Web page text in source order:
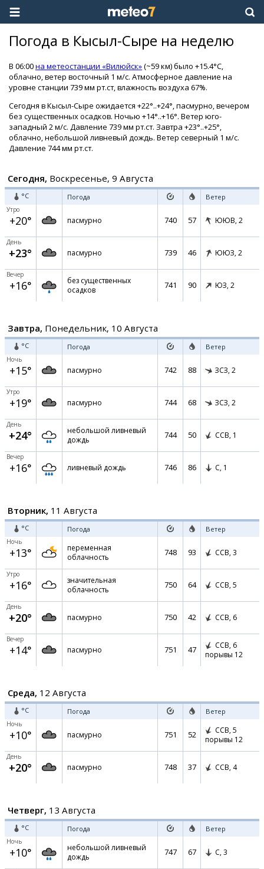
Погода в Кысыл-Сыре на неделю
В 06:00на метеостанции «Вилюйск»(~59 км) было +15.4°C,
облачно, ветер восточный 1 м/с. Атмосферное давление на
уровне станции 739 мм рт.ст, влажность воздуха 67%.
Сегодня в Кысыл-Сыре ожидается +22°..+24°, пасмурно, вечером
без существенных осадков. Ночью +14°..+16°. Ветер юго-
западный 2 м/с. Давление 739 мм рт.ст. Завтра +23°..+25°,
облачно, небольшой ливневый дождь. Ветер северный 1 м/с.
Давление 744 мм рт.ст.
Сегодня, Воскресенье, 9 Августа
°C Погода Ветер
Утро
+20° пасмурно 740 57 ЮЮВ, 2
День
+23° пасмурно 739 46 ЮЮЗ, 2
Вечер
+16°
без существенных
осадков
741 90 ЮЗ, 2
Завтра, Понедельник, 10 Августа
°C Погода Ветер
Ночь
+15° пасмурно 742 88 ЗСЗ, 2
Утро
+19° пасмурно 744 68 ЗСЗ, 2
День
+24°
небольшой ливневый
дождь
744 50 ССВ, 1
Вечер
+16° ливневый дождь 746 86 С, 1
Вторник, 11 Августа
°C Погода Ветер
Ночь
+13°
переменная
облачность
748 93 ССВ, 3
Утро
+16°
значительная
облачность
750 64 ССВ, 5
День
+20° пасмурно 750 42 ССВ, 6
Вечер
+14° пасмурно 751 47 ССВ, 6
порывы 12
Среда, 12 Августа
°C Погода Ветер
Ночь
+10° пасмурно 751 52 ССВ, 5
порывы 12
День
+20° пасмурно 748 37 ССВ, 4
Четверг, 13 Августа
°C Погода Ветер
Ночь
+10°
небольшой ливневый
дождь
747 67 С, 3